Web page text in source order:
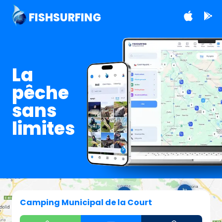
FISHSURFING
La
pêche
sans
limites
Camping Municipal de la Court